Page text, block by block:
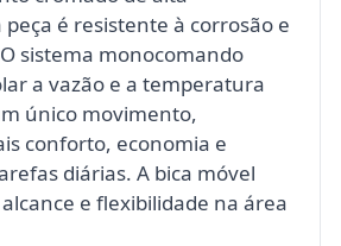
é resistente à corrosão e
sistema monocomando
a vazão e a temperatura
único movimento,
conforto, economia e
diárias. A bica móvel
e flexibilidade na área